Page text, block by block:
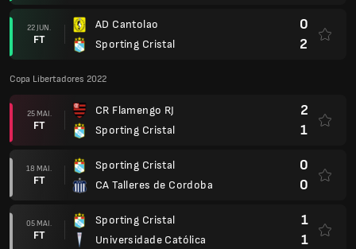
22 JUN.
FT
AD Cantolao
Sporting Cristal
0
2
Copa Libertadores 2022
25 MAI.
FT
CR Flamengo RJ
Sporting Cristal
2
1
18 MAI.
FT
Sporting Cristal
CA Talleres de Cordoba
0
0
05 MAI.
FT
Sporting Cristal
Universidade Católica
1
1